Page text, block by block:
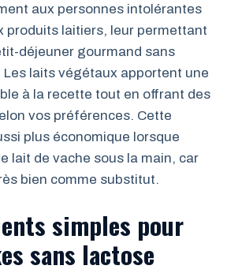
aux personnes intolérantes
produits laitiers, leur permettant
déjeuner gourmand sans
laits végétaux apportent une
à la recette tout en offrant des
vos préférences. Cette
plus économique lorsque
lait de vache sous la main, car
bien comme substitut.
simples pour
sans lactose